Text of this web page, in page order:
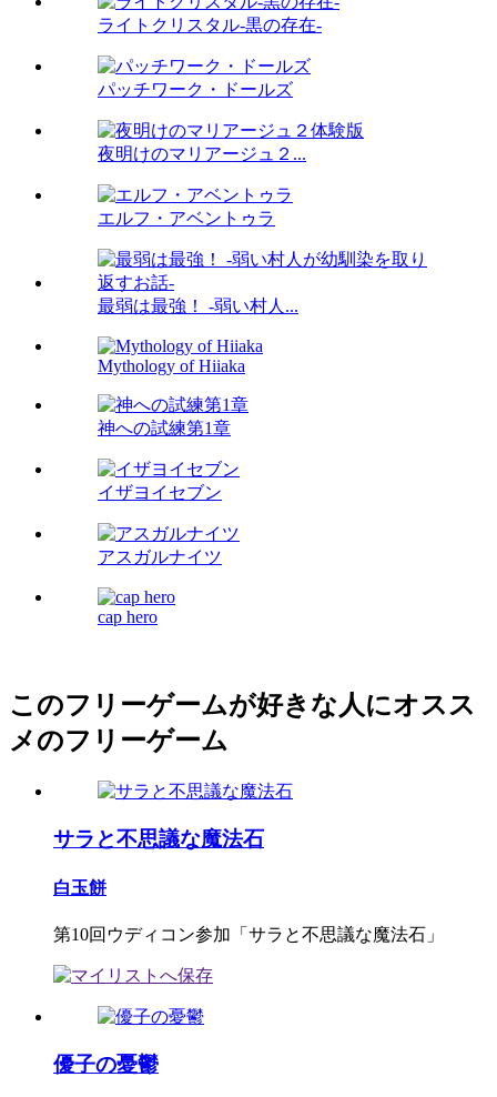
ライトクリスタル-黒の存在-
パッチワーク・ドールズ
夜明けのマリアージュ２...
エルフ・アベントゥラ
最弱は最強！ -弱い村人...
Mythology of Hiiaka
神への試練第1章
イザヨイセブン
アスガルナイツ
cap hero
このフリーゲームが好きな人にオスス
メのフリーゲーム
サラと不思議な魔法石
白玉餅
第10回ウディコン参加「サラと不思議な魔法石」
優子の憂鬱